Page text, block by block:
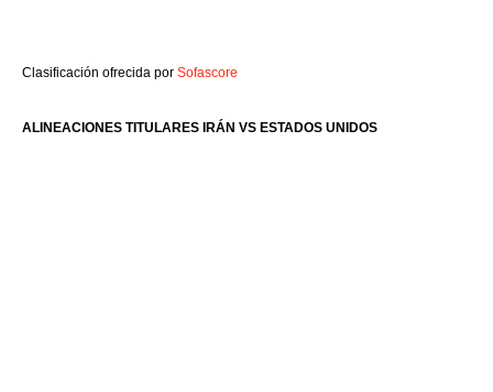
Clasificación ofrecida por Sofascore
ALINEACIONES TITULARES IRÁN VS ESTADOS UNIDOS